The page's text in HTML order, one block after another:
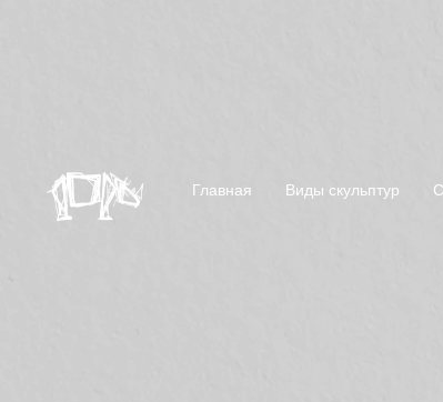
Главная Виды скульптур